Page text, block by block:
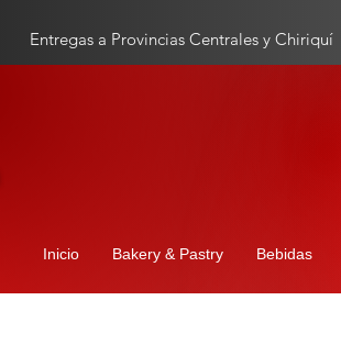
Entregas a Provincias Centrales y Chiriquí
Inicio Bakery & Pastry Bebidas